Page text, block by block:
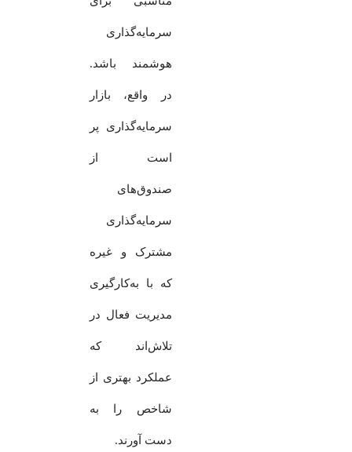
سرمایه‌گذاری
هوشمند باشد.
در واقع، بازار
سرمایه‌گذاری پر
است از
صندوق‌های
سرمایه‌گذاری
مشترک و غیره
که با به‌کارگیری
مدیریت فعال در
تلاش‌اند که
عملکرد بهتری از
شاخص را به
دست آورند.